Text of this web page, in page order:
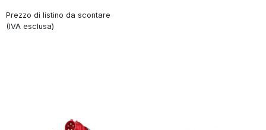
Prezzo di listino da scontare
(IVA esclusa)